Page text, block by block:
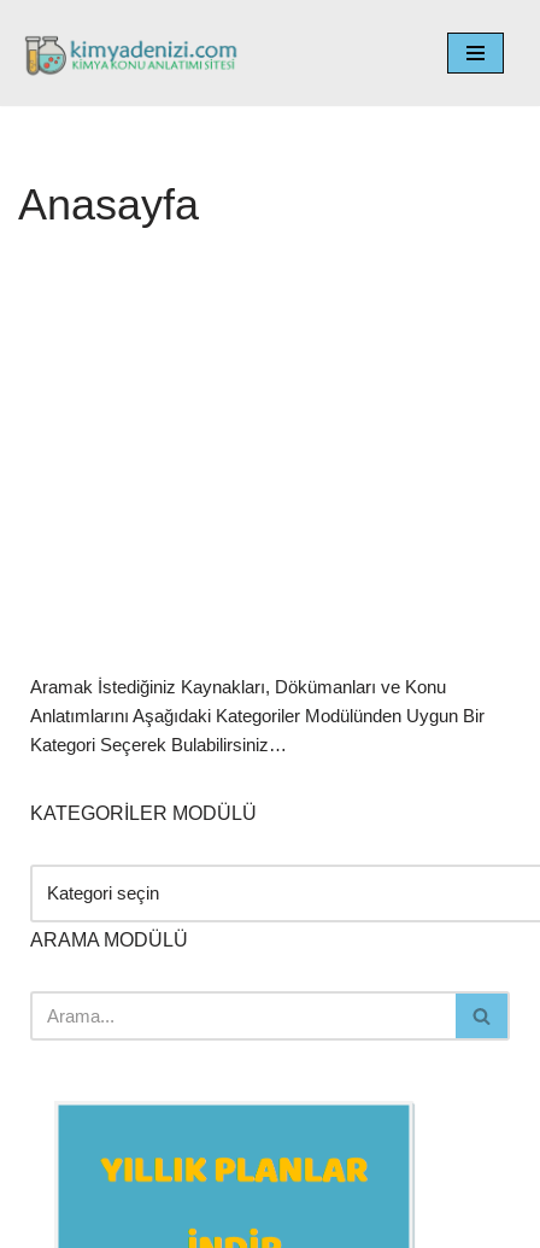
İçeriğe
Anasayfa
Aramak İstediğiniz Kaynakları, Dökümanları ve Konu
Anlatımlarını Aşağıdaki Kategoriler Modülünden Uygun Bir
Kategori Seçerek Bulabilirsiniz…
KATEGORİLER MODÜLÜ
ARAMA MODÜLÜ